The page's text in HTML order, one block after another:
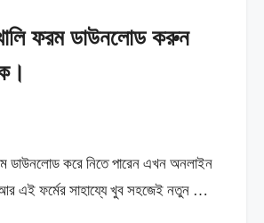
ফরম ডাউনলোড করুন
ডাউনলোড করে নিতে পারেন এখন অনলাইন
এই ফর্মের সাহায্যে খুব সহজেই নতুন …